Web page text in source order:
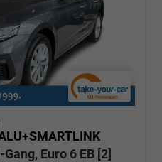
Euro 6 EB [2]